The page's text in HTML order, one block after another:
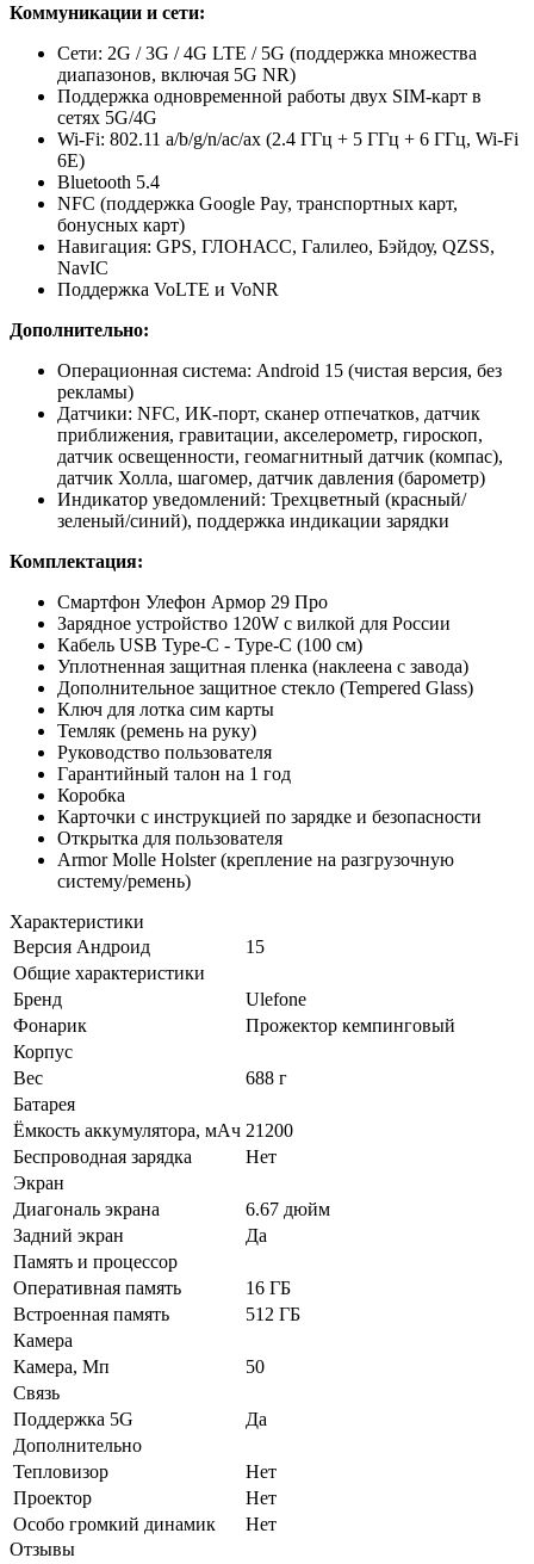
Коммуникации и сети:
Сети: 2G / 3G / 4G LTE / 5G (поддержка множества
диапазонов, включая 5G NR)
Поддержка одновременной работы двух SIM-карт в
сетях 5G/4G
Wi-Fi: 802.11 a/b/g/n/ac/ax (2.4 ГГц + 5 ГГц + 6 ГГц, Wi-Fi
6E)
Bluetooth 5.4
NFC (поддержка Google Pay, транспортных карт,
бонусных карт)
Навигация: GPS, ГЛОНАСС, Галилео, Бэйдоу, QZSS,
NavIC
Поддержка VoLTE и VoNR
Дополнительно:
Операционная система: Android 15 (чистая версия, без
рекламы)
Датчики: NFC, ИК-порт, сканер отпечатков, датчик
приближения, гравитации, акселерометр, гироскоп,
датчик освещенности, геомагнитный датчик (компас),
датчик Холла, шагомер, датчик давления (барометр)
Индикатор уведомлений: Трехцветный (красный/
зеленый/синий), поддержка индикации зарядки
Комплектация:
Смартфон Улефон Армор 29 Про
Зарядное устройство 120W с вилкой для России
Кабель USB Type-C - Type-C (100 см)
Уплотненная защитная пленка (наклеена с завода)
Дополнительное защитное стекло (Tempered Glass)
Ключ для лотка сим карты
Темляк (ремень на руку)
Руководство пользователя
Гарантийный талон на 1 год
Коробка
Карточки с инструкцией по зарядке и безопасности
Открытка для пользователя
Armor Molle Holster (крепление на разгрузочную
систему/ремень)
Характеристики
Версия Андроид
15
Общие характеристики
Бренд
Ulefone
Фонарик
Прожектор кемпинговый
Корпус
Вес
688 г
Батарея
Ёмкость аккумулятора, мАч 21200
Беспроводная зарядка
Нет
Экран
Диагональ экрана
6.67 дюйм
Задний экран
Да
Память и процессор
Оперативная память
16 ГБ
Встроенная память
512 ГБ
Камера
Камера, Мп
50
Связь
Поддержка 5G
Да
Дополнительно
Тепловизор
Нет
Проектор
Нет
Особо громкий динамик
Нет
Отзывы